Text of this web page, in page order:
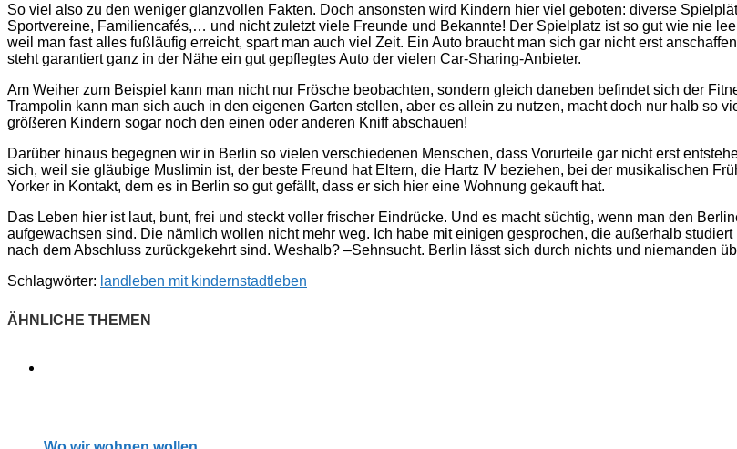
So viel also zu den weniger glanzvollen Fakten. Doch ansonsten wird Kindern hier viel geboten: diverse
Sportvereine, Familiencafés,… und nicht zuletzt viele Freunde und Bekannte! Der Spielplatz ist so gut wie nie
weil man fast alles fußläufig erreicht, spart man auch viel Zeit. Ein Auto braucht man sich gar nicht erst
steht garantiert ganz in der Nähe ein gut gepflegtes Auto der vielen Car-Sharing-Anbieter.
Am Weiher zum Beispiel kann man nicht nur Frösche beobachten, sondern gleich daneben befindet sich der
Trampolin kann man sich auch in den eigenen Garten stellen, aber es allein zu nutzen, macht doch nur halb so
größeren Kindern sogar noch den einen oder anderen Kniff abschauen!
Darüber hinaus begegnen wir in Berlin so vielen verschiedenen Menschen, dass Vorurteile gar nicht erst
sich, weil sie gläubige Muslimin ist, der beste Freund hat Eltern, die Hartz IV beziehen, bei der musikalischen
Yorker in Kontakt, dem es in Berlin so gut gefällt, dass er sich hier eine Wohnung gekauft hat.
Das Leben hier ist laut, bunt, frei und steckt voller frischer Eindrücke. Und es macht süchtig, wenn man den
aufgewachsen sind. Die nämlich wollen nicht mehr weg. Ich habe mit einigen gesprochen, die außerhalb
nach dem Abschluss zurückgekehrt sind. Weshalb? –Sehnsucht. Berlin lässt sich durch nichts und niemanden
Schlagwörter: landleben mit kindernstadtleben